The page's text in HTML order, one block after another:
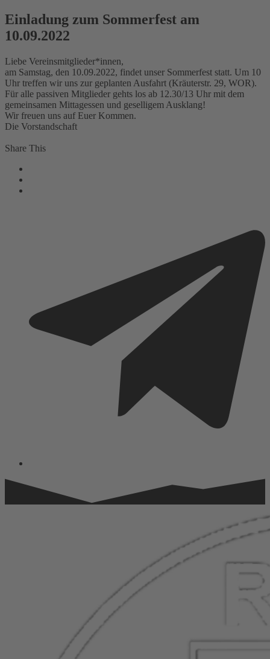
Einladung zum Sommerfest am
10.09.2022
Liebe Vereinsmitglieder*innen,
am Samstag, den 10.09.2022, findet unser Sommerfest statt. Um 10
Uhr treffen wir uns zur geplanten Ausfahrt (Kräuterstr. 29, WOR).
Für alle passiven Mitglieder gehts los ab 12.30/13 Uhr mit dem
gemeinsamen Mittagessen und geselligem Ausklang!
Wir freuen uns auf Euer Kommen.
Die Vorstandschaft
Share This